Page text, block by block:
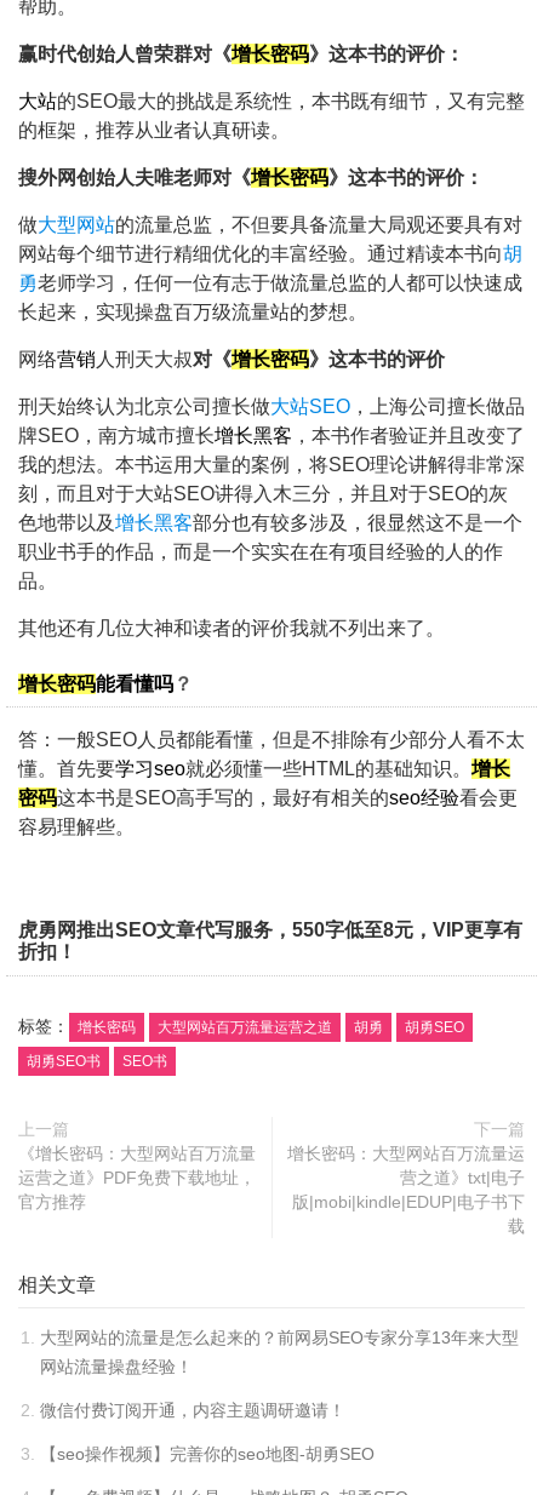
帮助。
赢时代创始人曾荣群对《增长密码》这本书的评价：
大站的SEO最大的挑战是系统性，本书既有细节，又有完整
的框架，推荐从业者认真研读。
搜外网创始人夫唯老师对《增长密码》这本书的评价：
做大型网站的流量总监，不但要具备流量大局观还要具有对
网站每个细节进行精细优化的丰富经验。通过精读本书向胡
勇老师学习，任何一位有志于做流量总监的人都可以快速成
长起来，实现操盘百万级流量站的梦想。
网络营销 人刑天大叔对《增长密码》这本书的评价
刑天始终认为北京公司擅长做大站SEO ，上海公司擅长做品
牌SEO，南方城市擅长增长黑客 ，本书作者验证并且改变了
我的想法。本书运用大量的案例，将SEO理论讲解得非常深
刻，而且对于大站SEO讲得入木三分，并且对于SEO的灰
色地带以及增长黑客部分也有较多涉及，很显然这不是一个
职业书手的作品，而是一个实实在在有项目经验的人的作
品。
其他还有几位大神和读者的评价我就不列出来了。
增长密码能看懂吗 ？
答：一般SEO人员都能看懂，但是不排除有少部分人看不太
懂。首先要学习seo就必须懂一些HTML的基础知识。 增长
密码这本书是SEO高手写的，最好有相关的seo经验看会更
容易理解些。
虎勇网推出SEO文章代写服务，550字低至8元，VIP更享有
折扣！
标签： 增长密码 大型网站百万流量运营之道 胡勇
胡勇SEO
胡勇SEO书
SEO书
上一篇
《增长密码：大型网站百万流量
运营之道》PDF免费下载地址，
官方推荐
下一篇
增长密码：大型网站百万流量运
营之道》txt|电子
版|mobi|kindle|EDUP|电子书下
载
相关文章
大型网站的流量是怎么起来的？前网易SEO专家分享13年来大型
网站流量操盘经验！
微信付费订阅开通，内容主题调研邀请！
【seo操作视频】完善你的seo地图-胡勇SEO